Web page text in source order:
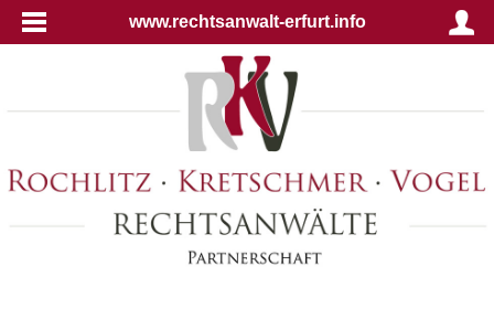
www.rechtsanwalt-erfurt.info